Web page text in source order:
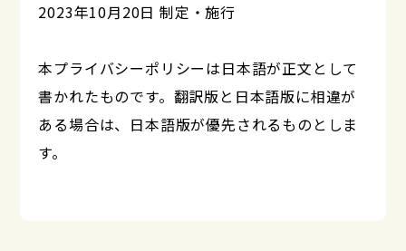
2023年10月20日 制定・施行
本プライバシーポリシーは日本語が正文として
書かれたものです。翻訳版と日本語版に相違が
ある場合は、日本語版が優先されるものとしま
す。